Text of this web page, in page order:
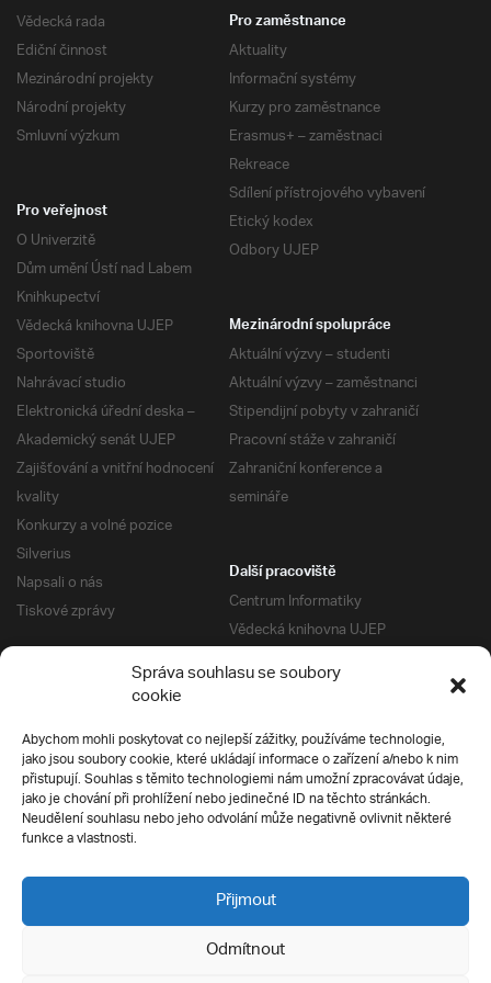
Správa souhlasu se soubory
cookie
Abychom mohli poskytovat co nejlepší zážitky, používáme technologie,
jako jsou soubory cookie, které ukládají informace o zařízení a/nebo k nim
přistupují. Souhlas s těmito technologiemi nám umožní zpracovávat údaje,
jako je chování při prohlížení nebo jedinečné ID na těchto stránkách.
Neudělení souhlasu nebo jeho odvolání může negativně ovlivnit některé
funkce a vlastnosti.
Přijmout
Odmítnout
Vědecká rada
Ediční činnost
Mezinárodní projekty
Národní projekty
Smluvní výzkum
Pro zaměstnance
Aktuality
Informační systémy
Kurzy pro zaměstnance
Erasmus+ – zaměstnaci
Rekreace
Sdílení přístrojového vybavení
Etický kodex
Odbory UJEP
Pro veřejnost
O Univerzitě
Dům umění Ústí nad Labem
Knihkupectví
Vědecká knihovna UJEP
Sportoviště
Nahrávací studio
Elektronická úřední deska –
Akademický senát UJEP
Zajišťování a vnitřní hodnocení
kvality
Konkurzy a volné pozice
Silverius
Napsali o nás
Tiskové zprávy
Mezinárodní spolupráce
Aktuální výzvy – studenti
Aktuální výzvy – zaměstnanci
Stipendijní pobyty v zahraničí
Pracovní stáže v zahraničí
Zahraniční konference a
semináře
Další pracoviště
Centrum Informatiky
Vědecká knihovna UJEP
Správa kolejí a menz
Univerzitní centrum podpory
Silverius
Pro uchazeče
Přijímací řízení
E-prihlaska
Přípravné kurzy
Ochrana soukromí